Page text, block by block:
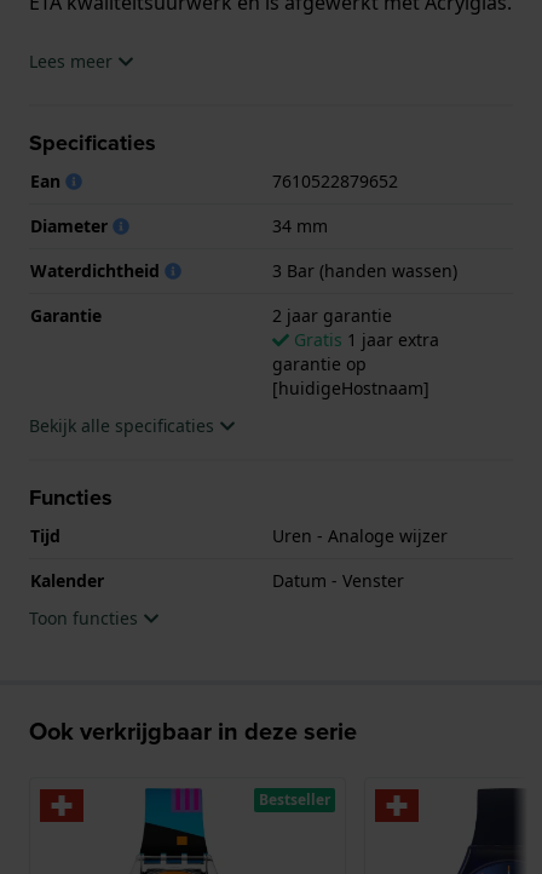
Het horloge is 3ATM. Dit betekent dat het horloge
.
Lees meer
Specificaties
Ean
7610522879652
Diameter
34 mm
Waterdichtheid
3 Bar (handen wassen)
Garantie
2 jaar garantie
Gratis 1 jaar extra
garantie op
[huidigeHostnaam]
Bekijk alle specificaties
Functies
Tijd
Uren - Analoge wijzer
Kalender
Datum - Venster
Toon functies
Ook verkrijgbaar in deze serie
Bestseller